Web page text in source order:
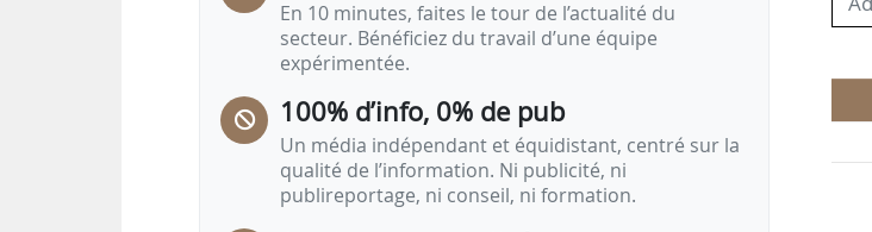
En 10 minutes, faites le tour de l’actualité du
secteur. Bénéficiez du travail d’une équipe
expérimentée.
100% d’info, 0% de pub
Un média indépendant et équidistant, centré sur la
qualité de l’information. Ni publicité, ni
publireportage, ni conseil, ni formation.